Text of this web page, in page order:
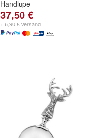
Handlupe
37,50 €
+ 6,90 € Versand